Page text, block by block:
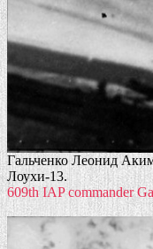
Гальченко Леонид
Лоухи-13.
609th IAP commander